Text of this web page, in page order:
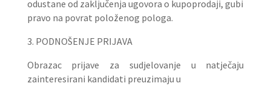
odustane od zaključenja ugovora o kupoprodaji, gubi
pravo na povrat položenog pologa.
3. PODNOŠENJE PRIJAVA
Obrazac prijave za sudjelovanje u natječaju
zainteresirani kandidati preuzimaju u